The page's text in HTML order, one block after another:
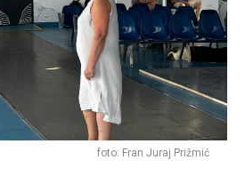
foto: Fran Juraj Prižmić